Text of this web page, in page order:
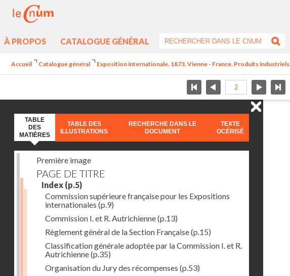
À PROPOS CATALOGUE GÉNÉRAL
Accueil Catalogue général Exposition internationale. 1873. Vienne - France. Produits industriels
TABLE
DES
MATIÈRES
TABLE DES
ILLUSTRATIONS
RECHERCHE DANS LE
DOCUMENT
TEXTE
OCÉRISÉ
Première image
PAGE DE TITRE
Index (p.5)
Commission supérieure française pour les Expositions
internationales (p.9)
Commission I. et R. Autrichienne(p.13)
Règlement général de la Section Française(p.15)
Classification générale adoptée par la Commission I. et R.
Autrichienne(p.35)
Organisation du Jury des récompenses (p.53)